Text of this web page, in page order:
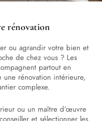
rénovation
ou agrandir votre bien et
de chez vous ? Les
partout en
rénovation intérieure,
complexe.
ou un maître d’œuvre
et sélectionner les